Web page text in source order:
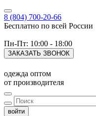
8 (804) 700-20-66
Бесплатно по всей России
Пн-Пт: 10:00 - 18:00
ЗАКАЗАТЬ ЗВОНОК
одежда оптом
от производителя
войти